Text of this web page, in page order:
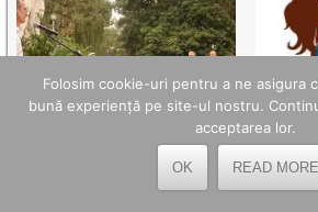
Folosim cookie-uri pentru a ne asigura
bună experiență pe site-ul nostru.
acceptarea lor.
OK READ MORE